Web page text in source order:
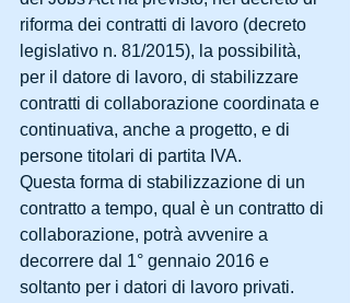
riforma dei contratti di lavoro (decreto
legislativo n. 81/2015), la possibilità,
per il datore di lavoro, di stabilizzare
contratti di collaborazione coordinata e
continuativa, anche a progetto, e di
persone titolari di partita IVA.
Questa forma di stabilizzazione di un
contratto a tempo, qual è un contratto di
collaborazione, potrà avvenire a
decorrere dal 1° gennaio 2016 e
soltanto per i datori di lavoro privati.